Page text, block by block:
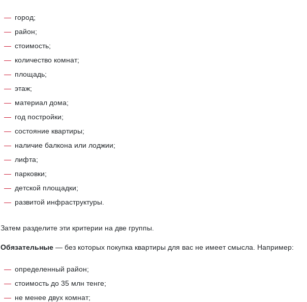
город;
район;
стоимость;
количество комнат;
площадь;
этаж;
материал дома;
год постройки;
состояние квартиры;
наличие балкона или лоджии;
лифта;
парковки;
детской площадки;
развитой инфраструктуры.
Затем разделите эти критерии на две группы.
Обязательные — без которых покупка квартиры для вас не имеет смысла. Например:
определенный район;
стоимость до 35 млн тенге;
не менее двух комнат;